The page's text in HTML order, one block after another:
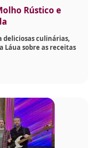
Rústico e
deliciosas culinárias,
Láua sobre as receitas